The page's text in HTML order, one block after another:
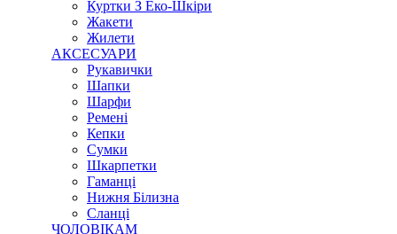
Куртки З Еко-Шкіри
Жакети
Жилети
АКСЕСУАРИ
Рукавички
Шапки
Шарфи
Ремені
Кепки
Сумки
Шкарпетки
Гаманці
Нижня Білизна
Сланці
ЧОЛОВІКАМ